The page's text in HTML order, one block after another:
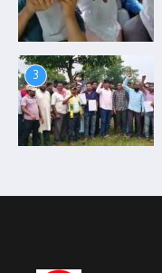
3